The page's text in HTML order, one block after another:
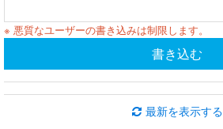
※ 悪質なユーザーの書き込みは制限します。
書き込む
最新を表示する